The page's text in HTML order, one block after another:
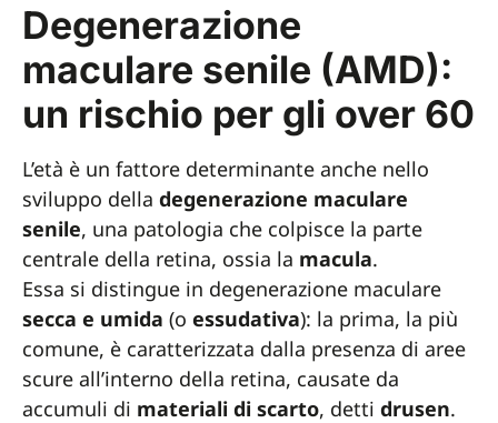
Degenerazione
maculare senile (AMD):
un rischio per gli over 60
L’età è un fattore determinante anche nello
sviluppo della degenerazione maculare
senile, una patologia che colpisce la parte
centrale della retina, ossia la macula.
Essa si distingue in degenerazione maculare
secca e umida (o essudativa): la prima, la più
comune, è caratterizzata dalla presenza di aree
scure all’interno della retina, causate da
accumuli di materiali di scarto, detti drusen.